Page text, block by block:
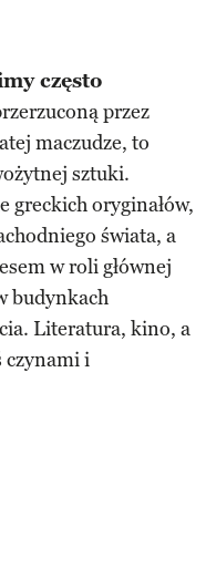
często
przez
maczudze, to
sztuki.
greckich oryginałów,
świata, a
w roli głównej
budynkach
Literatura, kino, a
czynami i